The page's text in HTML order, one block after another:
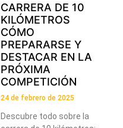
CARRERA DE 10
KILÓMETROS
CÓMO
PREPARARSE Y
DESTACAR EN LA
PRÓXIMA
COMPETICIÓN
24 de febrero de 2025
Descubre todo sobre la